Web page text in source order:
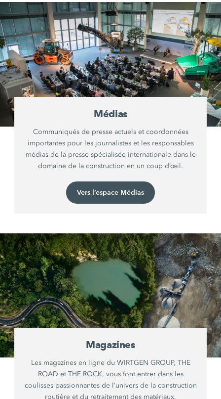
Médias
Communiqués de presse actuels et coordonnées
importantes pour les journalistes et les responsables
médias de la presse spécialisée internationale dans le
domaine de la construction en un coup d’œil.
Vers l’espace Médias
Magazines
Les magazines en ligne du WIRTGEN GROUP, THE
ROAD et THE ROCK, vous font entrer dans les
coulisses passionnantes de l’univers de la construction
routière et du retraitement des matériaux.